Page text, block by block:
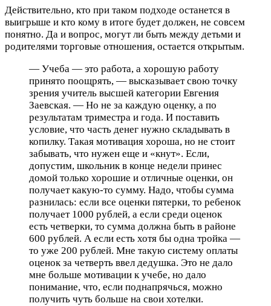
Действительно, кто при таком подходе останется в
выигрыше и кто кому в итоге будет должен, не совсем
понятно. Да и вопрос, могут ли быть между детьми и
родителями торговые отношения, остается открытым.
— Учеба — это работа, а хорошую работу
принято поощрять, — высказывает свою точку
зрения учитель высшей категории Евгения
Заевская. — Но не за каждую оценку, а по
результатам триместра и года. И поставить
условие, что часть денег нужно складывать в
копилку. Такая мотивация хороша, но не стоит
забывать, что нужен еще и «кнут». Если,
допустим, школьник в конце недели принес
домой только хорошие и отличные оценки, он
получает какую-то сумму. Надо, чтобы сумма
разнилась: если все оценки пятерки, то ребенок
получает 1000 рублей, а если среди оценок
есть четверки, то сумма должна быть в районе
600 рублей. А если есть хотя бы одна тройка —
то уже 200 рублей. Мне такую систему оплаты
оценок за четверть ввел дедушка. Это не дало
мне больше мотивации к учебе, но дало
понимание, что, если поднапрячься, можно
получить чуть больше на свои хотелки.